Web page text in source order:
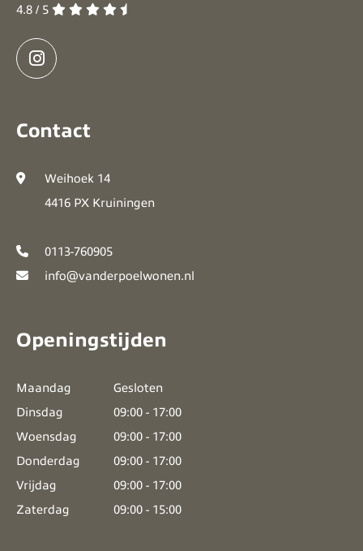
4.8 / 5
Contact
Weihoek 14
4416 PX Kruiningen
0113-760905
info@vanderpoelwonen.nl
Openingstijden
Maandag
Gesloten
Dinsdag
09:00 - 17:00
Woensdag
09:00 - 17:00
Donderdag
09:00 - 17:00
Vrijdag
09:00 - 17:00
Zaterdag
09:00 - 15:00